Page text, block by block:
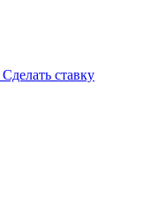
Сделать ставку